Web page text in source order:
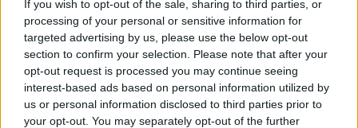
If you wish to opt-out of the sale, sharing to third parties, or
processing of your personal or sensitive information for
targeted advertising by us, please use the below opt-out
section to confirm your selection. Please note that after your
opt-out request is processed you may continue seeing
interest-based ads based on personal information utilized by
us or personal information disclosed to third parties prior to
your opt-out. You may separately opt-out of the further
πολέμησε εναντίον του Κόκκινου Στρατού αλλά
ταυτόχρονα συγκρούστηκε και με την πολωνική
αντίσταση και σκότωσε Πολωνούς και Εβραίους
πολίτες. Ο UPA κατά διαστήματα συνεργάστηκε
με τους Ναζί, ενώ σε κάποιες περιπτώσεις
στράφηκε εναντίον τους.